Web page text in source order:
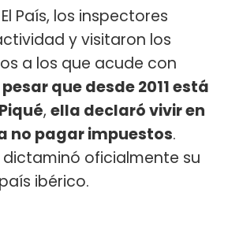
País, los inspectores
y visitaron los
a los que acude con
que desde 2011 está
, ella declaró vivir en
no pagar impuestos.
dictaminó oficialmente su
ibérico.